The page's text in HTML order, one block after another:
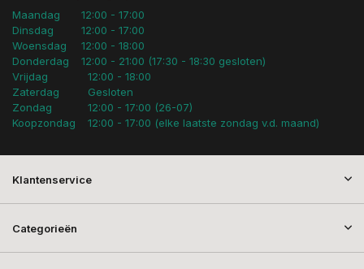
Maandag
Dinsdag
Woensdag
Donderdag
12:00 - 17:00
12:00 - 17:00
12:00 - 18:00
12:00 - 21:00 (17:30 - 18:30 gesloten)
Vrijdag
Zaterdag
Zondag
Koopzondag
12:00 - 18:00
Gesloten
12:00 - 17:00 (26-07)
12:00 - 17:00 (elke laatste zondag v.d. maand)
Klantenservice
Categorieën